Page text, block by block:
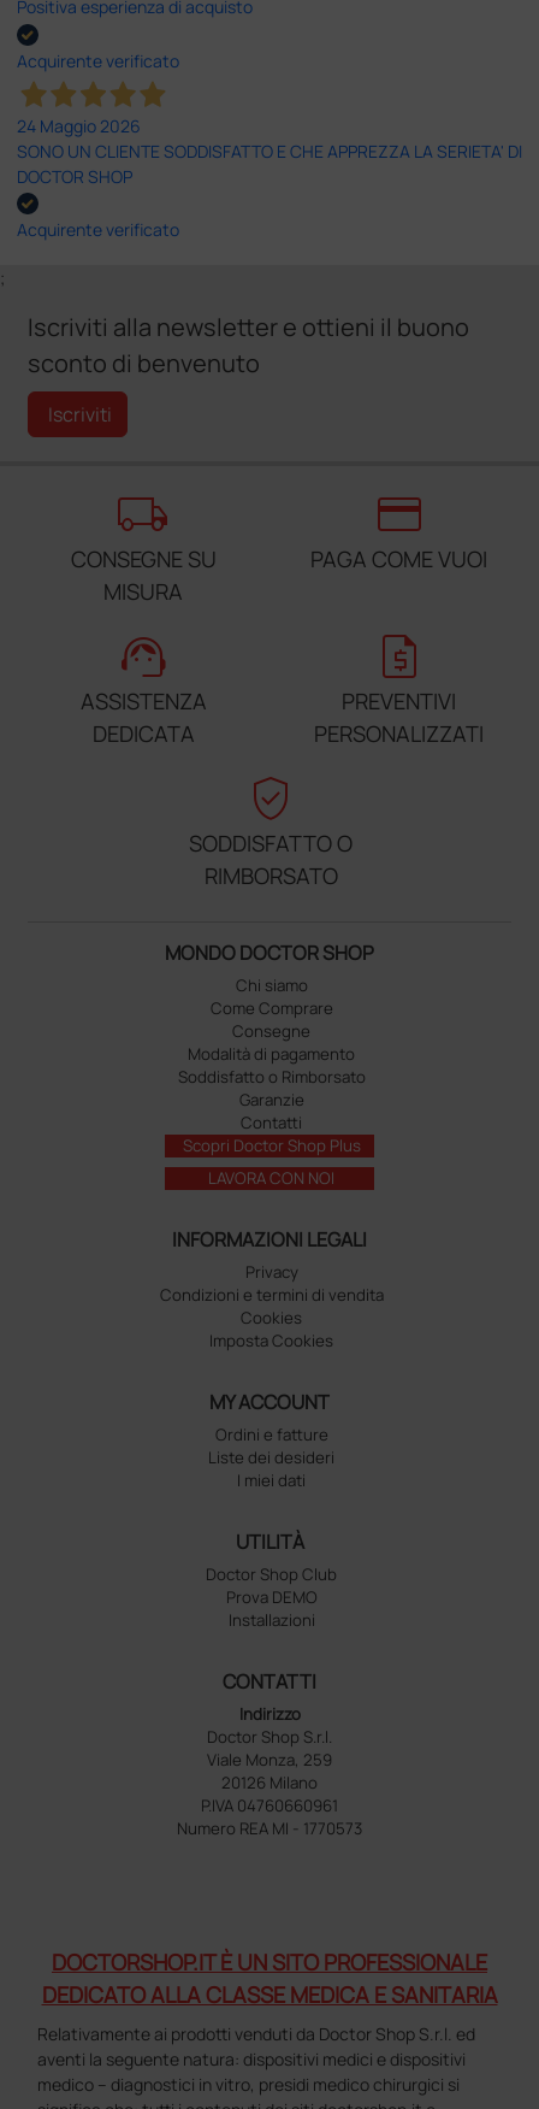
Positiva esperienza di acquisto
Acquirente verificato
24 Maggio 2026
SONO UN CLIENTE SODDISFATTO E CHE APPREZZA LA SERIETA' DI
DOCTOR SHOP
Acquirente verificato
;
Iscriviti alla newsletter e ottieni il buono
sconto di benvenuto
Iscriviti
local_shipping
CONSEGNE SU
MISURA
credit_card
PAGA COME VUOI
support_agent
ASSISTENZA
DEDICATA
request_quote
PREVENTIVI
PERSONALIZZATI
verified_user
SODDISFATTO O
RIMBORSATO
MONDO DOCTOR SHOP
Chi siamo
Come Comprare
Consegne
Modalità di pagamento
Soddisfatto o Rimborsato
Garanzie
Contatti
Scopri Doctor Shop Plus
LAVORA CON NOI
INFORMAZIONI LEGALI
Privacy
Condizioni e termini di vendita
Cookies
Imposta Cookies
MY ACCOUNT
Ordini e fatture
Liste dei desideri
I miei dati
UTILITÀ
Doctor Shop Club
Prova DEMO
Installazioni
CONTATTI
Indirizzo
Doctor Shop S.r.l.
Viale Monza, 259
20126 Milano
P.IVA 04760660961
Numero REA MI - 1770573
DOCTORSHOP.IT È UN SITO PROFESSIONALE
DEDICATO ALLA CLASSE MEDICA E SANITARIA
Relativamente ai prodotti venduti da Doctor Shop S.r.l. ed
aventi la seguente natura: dispositivi medici e dispositivi
medico – diagnostici in vitro, presidi medico chirurgici si